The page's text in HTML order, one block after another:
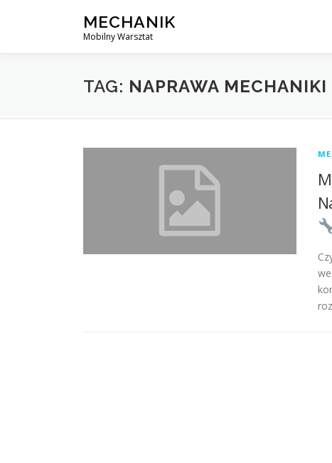
MECHANIK
Mobilny Warsztat
TAG: NAPRAWA MECHANIKI